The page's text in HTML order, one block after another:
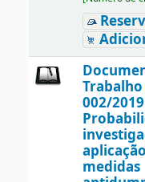
Trabalho
002/
medidas